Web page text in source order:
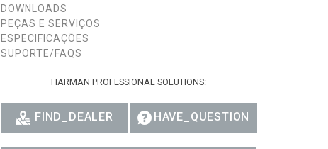
DOWNLOADS
PEÇAS E SERVIÇOS
ESPECIFICAÇÕES
SUPORTE/FAQS
HARMAN PROFESSIONAL SOLUTIONS:
FIND_DEALER HAVE_QUESTION